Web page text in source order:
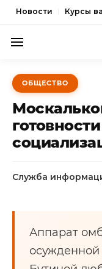
Новости Курсы
ПОЛИТИКА
ЭКОНОМИКА
ОБЩЕСТВО
СПОРТ
ОБЩЕСТВО
Служба
Аппарат